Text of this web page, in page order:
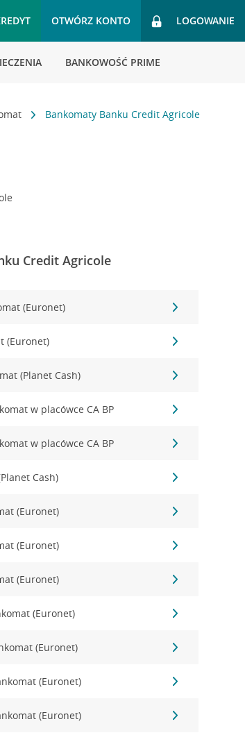
OTWÓRZ KONTO LOGOWANIE
BANKOWOŚĆ PRIME
Bankomaty Banku Credit Agricole
Credit Agricole
(Euronet)
(Euronet)
(Planet Cash)
w placówce CA BP
w placówce CA BP
Cash)
(Euronet)
(Euronet)
(Euronet)
(Euronet)
(Euronet)
(Euronet)
(Euronet)